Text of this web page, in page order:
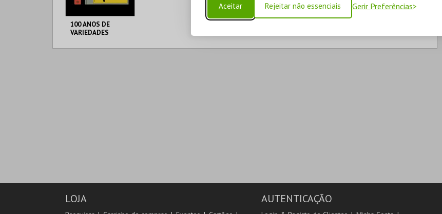
Aceitar Rejeitar não essenciais Gerir Preferências
100 ANOS DE
VARIEDADES
TEATRO
LOJA AUTENTICAÇÃO